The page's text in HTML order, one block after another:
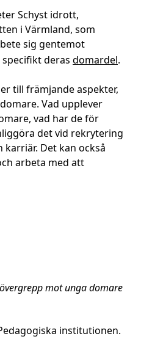
Schyst idrott,
i Värmland, som
sig gentemot
deras domardel.
till främjande aspekter,
Vad upplever
vad har de för
det vid rekrytering
Det kan också
arbeta med att
mot unga domare
institutionen.